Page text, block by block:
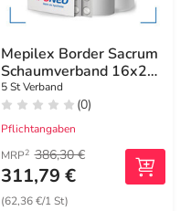
Mepilex Border Sacrum
Schaumverband 16x20
cm steril
5 St Verband
(0)
Pflichtangaben
MRP2 386,30 €
311,79 €
(62,36 €/1 St)